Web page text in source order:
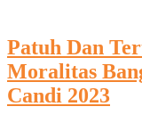
Patuh Dan
Moralitas
Candi 2023